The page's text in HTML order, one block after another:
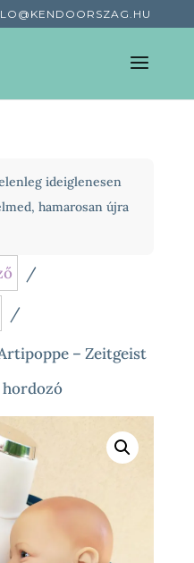
ideiglenesen
hamarosan újra
/
/
– Zeitgeist
hordozó